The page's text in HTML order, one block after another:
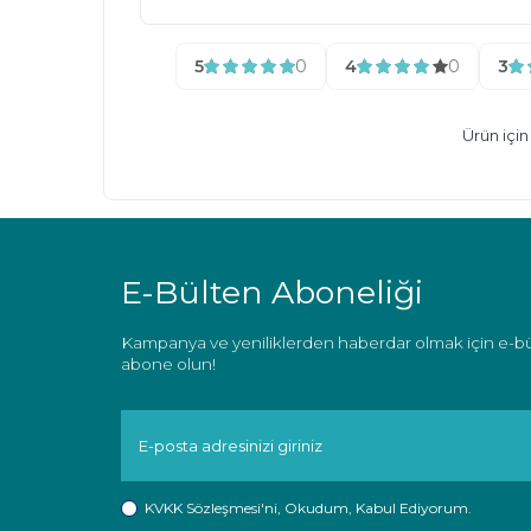
5 0 4 0 3
Ürün
E-Bülten Aboneliği
Kampanya ve yeniliklerden haberdar olmak için e-
abone olun!
KVKK Sözleşmesi'ni, Okudum, Kabul Ediyorum.